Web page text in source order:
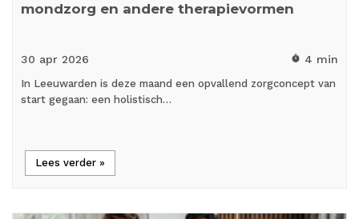
mondzorg en andere therapievormen
30 apr 2026 timer 4 min
In Leeuwarden is deze maand een opvallend zorgconcept van
start gegaan: een holistisch…
Lees verder »